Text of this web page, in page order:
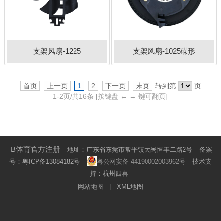
支架风扇-1225 支架风扇-1025碟形
首页 上一页 1 2 下一页 末页 转到第
页
1-2页/共16条 [按键盘 ← → 键可翻页]
B体育官方注册 地址：广东省东莞市常平镇大呙恒丰二路2号
备案
号： 粤ICP备13084182号 粤公网安备 44190002003962号
技术支
持：杭州四喜
网站地图
XML地图